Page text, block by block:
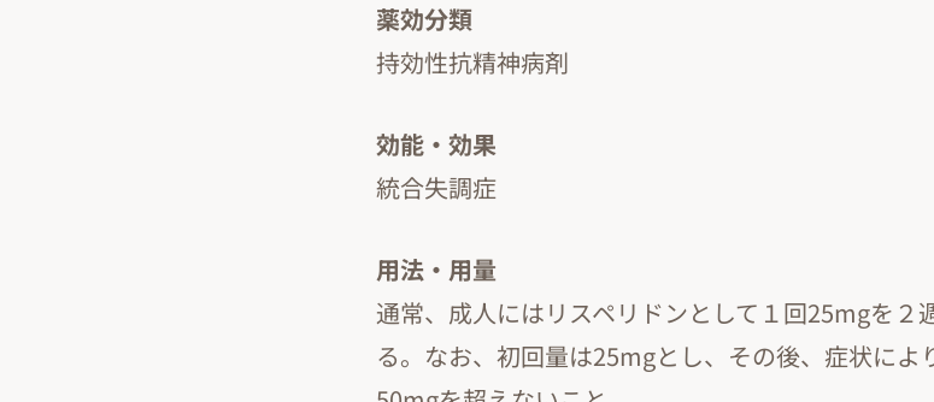
薬効分類
持効性抗精神病剤
効能・効果
統合失調症
用法・用量
通常、成人にはリスペリドンとして１回25mgを２
る。なお、初回量は25mgとし、その後、症状によ